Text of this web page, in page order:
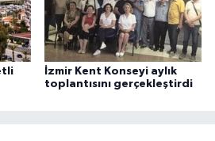
İzmir Kent Konseyi aylık
toplantısını gerçekleştirdi